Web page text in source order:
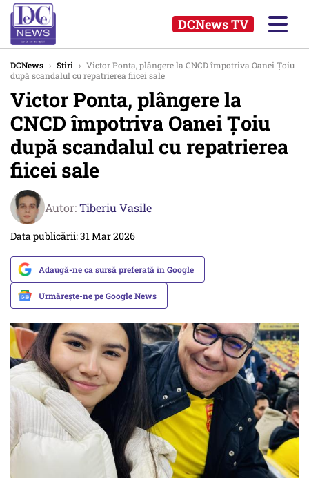
DCNews TV
DCNews › Stiri › Victor Ponta, plângere la CNCD împotriva Oanei Țoiu
după scandalul cu repatrierea fiicei sale
Victor Ponta, plângere la
CNCD împotriva Oanei Țoiu
după scandalul cu repatrierea
fiicei sale
Autor:Tiberiu Vasile
Data publicării: 31 Mar 2026
Adaugă-ne ca sursă preferată în Google
Urmărește-ne pe Google News